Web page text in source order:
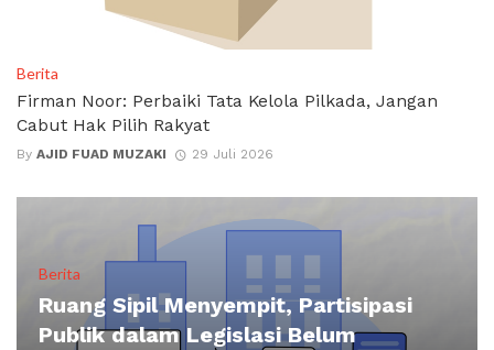
Berita
Firman Noor: Perbaiki Tata Kelola Pilkada, Jangan
Cabut Hak Pilih Rakyat
By AJID FUAD MUZAKI 29 Juli 2026
Berita
Ruang Sipil Menyempit, Partisipasi
Publik dalam Legislasi Belum